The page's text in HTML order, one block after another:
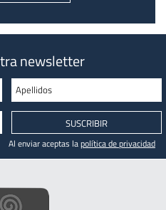
newsletter
Apellidos
SUSCRIBIR
Al enviar aceptas lapolítica de privacidad